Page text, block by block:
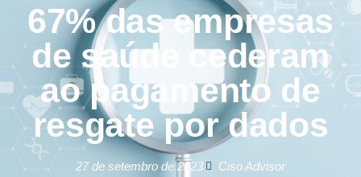
67% das empresas
de saúde cederam
ao pagamento de
resgate por dados
27 de setembro de 2023 Ciso Advisor